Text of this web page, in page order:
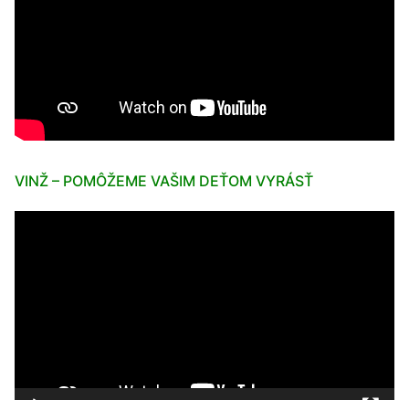
VINŽ – POMÔŽEME VAŠIM DEŤOM VYRÁSŤ